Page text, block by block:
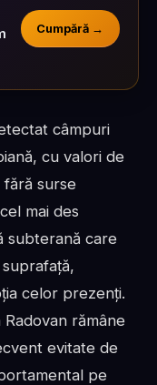
Cumpără →
câmpuri
cu valori de
fără surse
mai des
subterană care
celor prezenți.
rămâne
evitate de
pe